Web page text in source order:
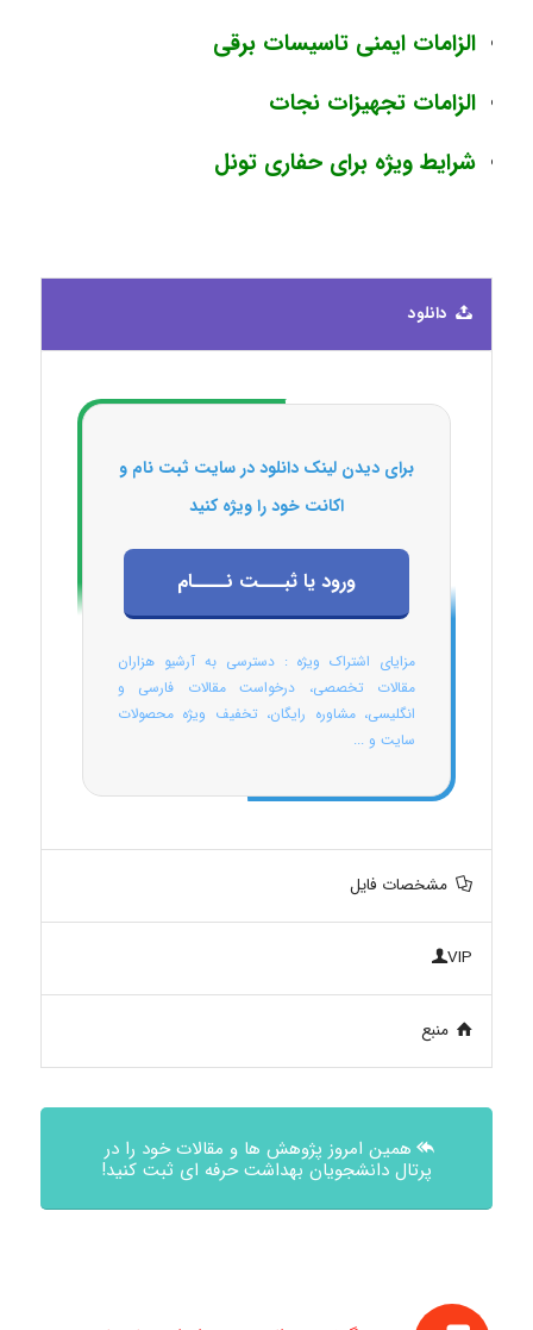
الزامات ایمنی تاسیسات برقی
الزامات تجهیزات نجات
شرایط ویژه برای حفاری تونل
دانلود
برای دیدن لینک دانلود در سایت ثبت نام و
اکانت خود را ویژه کنید
ورود یا ثبـــت نــــام
مزایای اشتراک ویژه : دسترسی به آرشیو هزاران
مقالات تخصصی، درخواست مقالات فارسی و
انگلیسی، مشاوره رایگان، تخفیف ویژه محصولات
سایت و ...
مشخصات فایل
VIP
منبع
همین امروز پژوهش ها و مقالات خود را در
پرتال دانشجویان بهداشت حرفه ای ثبت کنید!